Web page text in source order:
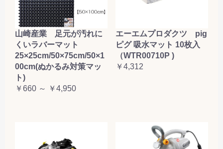
山崎産業 足元が汚れに
くいラバーマット
25×25cm/50×75cm/50×1
00cm(ぬかるみ対策マッ
ト)
￥660 ～ ￥4,950
エーエムプロダクツ pig
ピグ 吸水マット 10枚入
（WTR00710P )
￥4,312